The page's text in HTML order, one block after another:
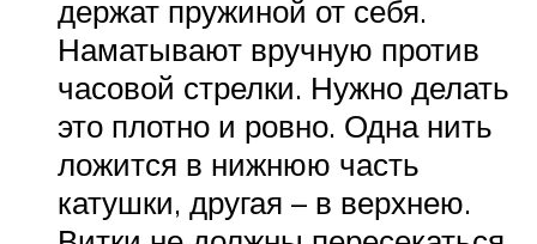
держат пружиной от себя.
Наматывают вручную против
часовой стрелки. Нужно делать
это плотно и ровно. Одна нить
ложится в нижнюю часть
катушки, другая – в верхнею.